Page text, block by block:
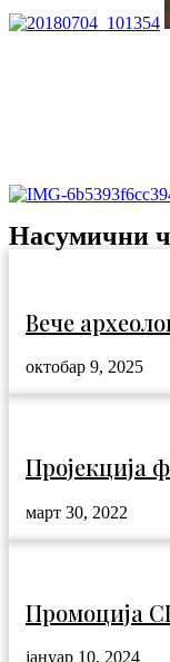
Насумични
Вече
октобар 9, 2025
Пројекција
март 30, 2022
Промоција
јануар 10, 2024